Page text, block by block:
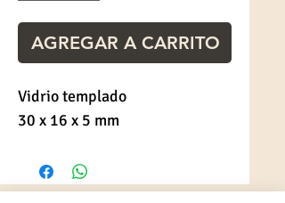
AGREGAR A CARRITO
Vidrio templado
30 x 16 x 5 mm